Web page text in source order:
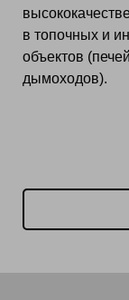
в топочных и
объектов
дымоходов).